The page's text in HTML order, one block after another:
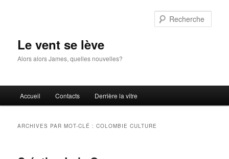
Le vent se lève
Alors alors James, quelles nouvelles?
principal
Accueil Contacts Derrière la vitre
ARCHIVES PAR MOT-CLÉ :COLOMBIE CULTURE